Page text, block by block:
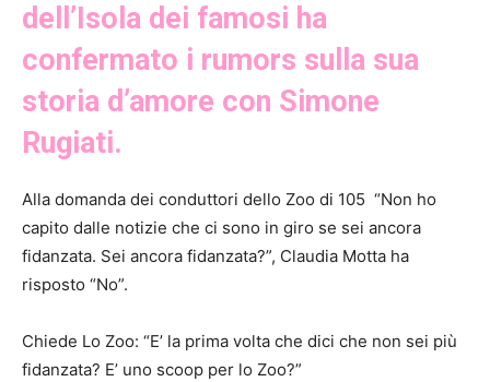
dell’Isola dei famosi ha
confermato i rumors sulla sua
storia d’amore con Simone
Rugiati.
Alla domanda dei conduttori dello Zoo di 105 “Non ho
capito dalle notizie che ci sono in giro se sei ancora
fidanzata. Sei ancora fidanzata?”, Claudia Motta ha
risposto “No”.
Chiede Lo Zoo: “E’ la prima volta che dici che non sei più
fidanzata? E’ uno scoop per lo Zoo?”